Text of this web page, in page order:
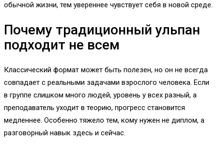
обычной жизни, тем увереннее чувствует себя в новой среде.
Почему традиционный ульпан
подходит не всем
Классический формат может быть полезен, но он не всегда
совпадает с реальными задачами взрослого человека. Если
в группе слишком много людей, уровень у всех разный, а
преподаватель уходит в теорию, прогресс становится
медленнее. Особенно тяжело тем, кому нужен не диплом, а
разговорный навык здесь и сейчас.